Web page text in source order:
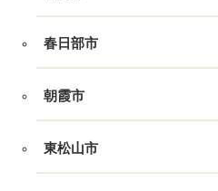
春日部市
朝霞市
東松山市